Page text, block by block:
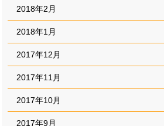
2018年2月
2018年1月
2017年12月
2017年11月
2017年10月
2017年9月